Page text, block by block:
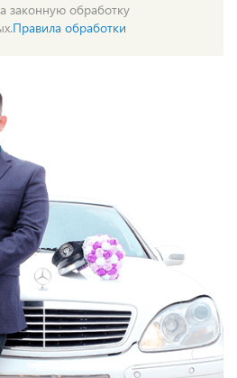
законную обработку
Правила обработки